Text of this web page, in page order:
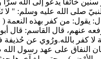
يقول: من كفر بهذه النعمة
عنهم، قال القاسم:
عنه من أنه كفر بالنعمة لا
النفاق على عهد رسول